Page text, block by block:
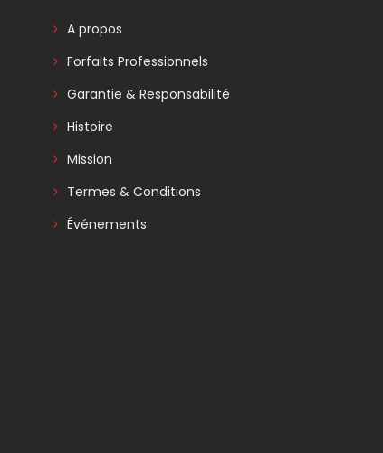
A propos
Forfaits Professionnels
Garantie & Responsabilité
Histoire
Mission
Termes & Conditions
Événements